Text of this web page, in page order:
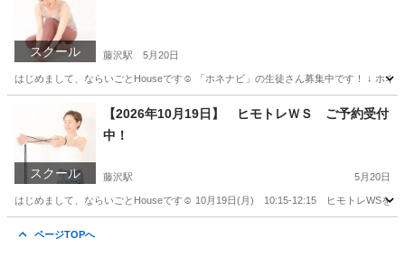
スクール 藤沢駅 5月20日
はじめまして、ならいごとHouseです☺ 「ホネナビ」の生徒さん募集中です！ ↓ ホネ
藤沢駅 ヨガ
スクール
【2026年10月19日】 ヒモトレＷＳ ご予約受付
中！
藤沢駅 5月20日
はじめまして、ならいごとHouseです☺ 10月19日(月) 10:15-12:15 ヒモトレWSを開
ページTOPへ